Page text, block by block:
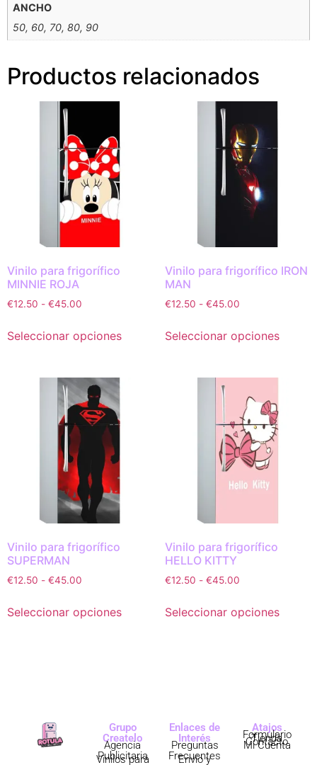
ANCHO
50, 60, 70, 80, 90
Productos relacionados
Vinilo para frigorífico
MINNIE ROJA
€12.50 - €45.00
Seleccionar opciones
Vinilo para frigorífico IRON
MAN
€12.50 - €45.00
Seleccionar opciones
Vinilo para frigorífico
SUPERMAN
€12.50 - €45.00
Seleccionar opciones
Vinilo para frigorífico
HELLO KITTY
€12.50 - €45.00
Seleccionar opciones
Grupo
Createlo
Agencia
Publicitaria
Vinilos para
Enlaces de
Interés
Preguntas
Frecuentes
Envío y
Atajos
Formulario
Tienda
Contacto
Mi Cuenta